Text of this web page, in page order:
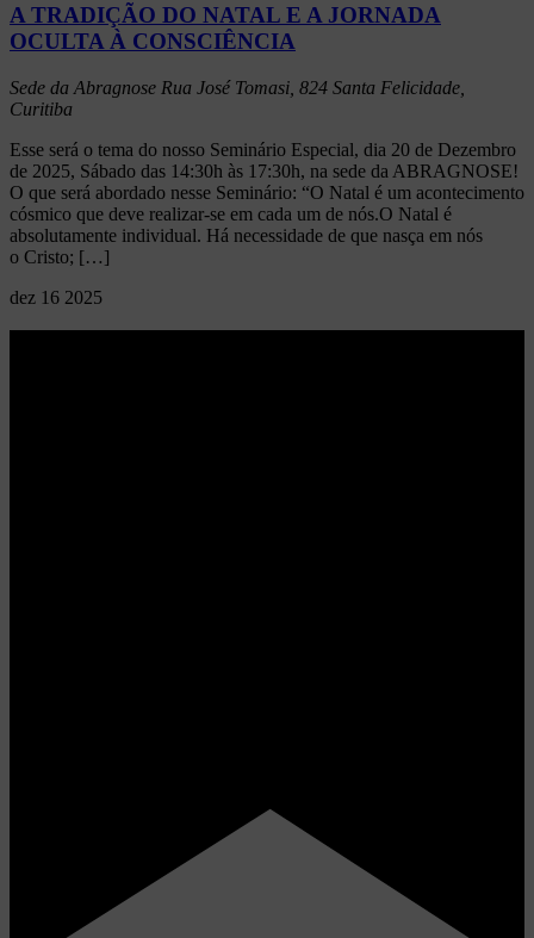
A TRADIÇÃO DO NATAL E A JORNADA
OCULTA À CONSCIÊNCIA
Sede da Abragnose Rua José Tomasi, 824 Santa Felicidade,
Curitiba
Esse será o tema do nosso Seminário Especial, dia 20 de Dezembro
de 2025, Sábado das 14:30h às 17:30h, na sede da ABRAGNOSE!
O que será abordado nesse Seminário: “O Natal é um acontecimento
cósmico que deve realizar-se em cada um de nós.O Natal é
absolutamente individual. Há necessidade de que nasça em nós
o Cristo; […]
dez 16 2025